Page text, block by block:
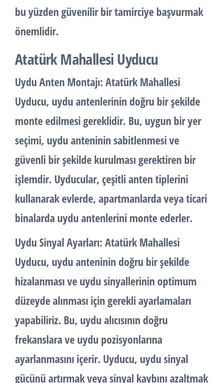
bu yüzden güvenilir bir tamirciye başvurmak
önemlidir.
Atatürk Mahallesi Uyducu
Uydu Anten Montajı: Atatürk Mahallesi
Uyducu, uydu antenlerinin doğru bir şekilde
monte edilmesi gereklidir. Bu, uygun bir yer
seçimi, uydu anteninin sabitlenmesi ve
güvenli bir şekilde kurulması gerektiren bir
işlemdir. Uyducular, çeşitli anten tiplerini
kullanarak evlerde, apartmanlarda veya ticari
binalarda uydu antenlerini monte ederler.
Uydu Sinyal Ayarları: Atatürk Mahallesi
Uyducu, uydu anteninin doğru bir şekilde
hizalanması ve uydu sinyallerinin optimum
düzeyde alınması için gerekli ayarlamaları
yapabiliriz. Bu, uydu alıcısının doğru
frekanslara ve uydu pozisyonlarına
ayarlanmasını içerir. Uyducu, uydu sinyal
gücünü artırmak veya sinyal kaybını azaltmak